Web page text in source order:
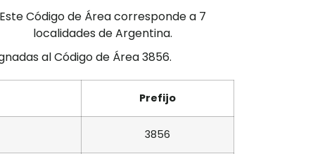
Este Código de Área corresponde a 7
localidades de Argentina.
al Código de Área 3856.
Prefijo
3856